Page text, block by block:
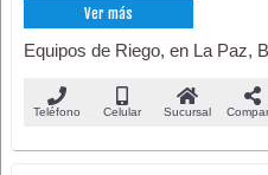
Ver más
Equipos de Riego, en La Paz,
Teléfono Celular Sucursal